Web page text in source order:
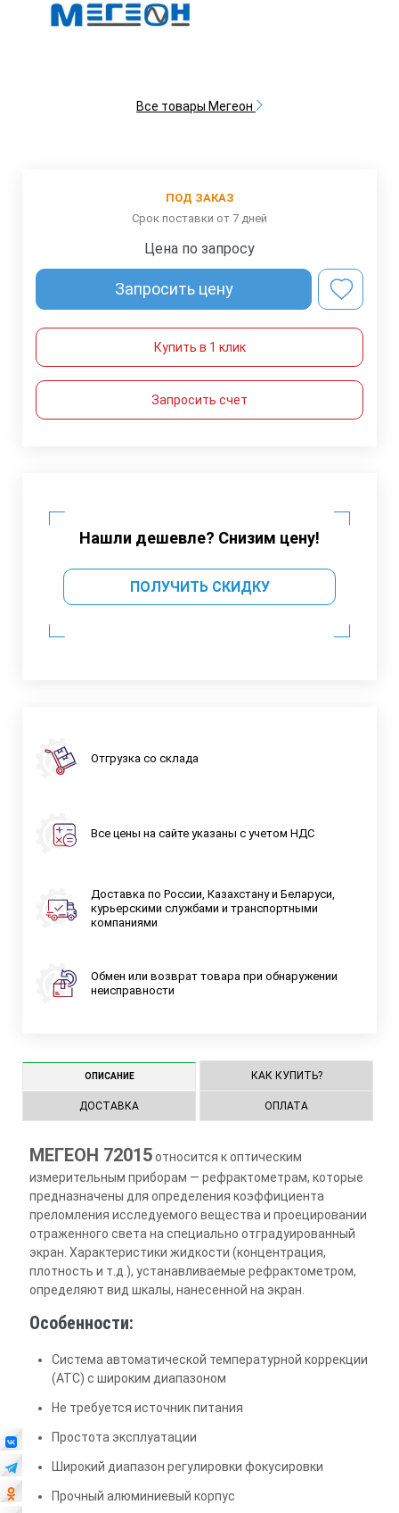
Все товары Мегеон
ПОД ЗАКАЗ
Срок поставки от 7 дней
Цена по запросу
Запросить цену
Купить в 1 клик
Запросить счет
Нашли дешевле? Снизим цену!
ПОЛУЧИТЬ СКИДКУ
Отгрузка со склада
Все цены на сайте указаны с учетом НДС
Доставка по России, Казахстану и Беларуси,
курьерскими службами и транспортными
компаниями
Обмен или возврат товара при обнаружении
неисправности
ОПИСАНИЕ КАК КУПИТЬ?
ДОСТАВКА ОПЛАТА
МЕГЕОН 72015относится к оптическим
измерительным приборам — рефрактометрам, которые
предназначены для определения коэффициента
преломления исследуемого вещества и проецировании
отраженного света на специально отградуированный
экран. Характеристики жидкости (концентрация,
плотность и т.д.), устанавливаемые рефрактометром,
определяют вид шкалы, нанесенной на экран.
Особенности:
Система автоматической температурной коррекции
(ATC) с широким диапазоном
Не требуется источник питания
Простота эксплуатации
Широкий диапазон регулировки фокусировки
Прочный алюминиевый корпус